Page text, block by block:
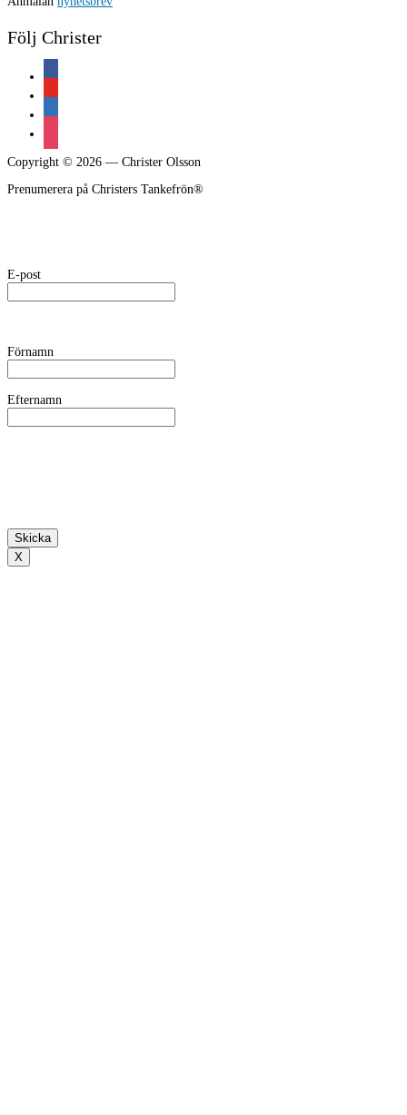
Följ Christer
Copyright © 2026 — Christer Olsson
Prenumerera på Christers Tankefrön®
E-post
Förnamn
Efternamn
X